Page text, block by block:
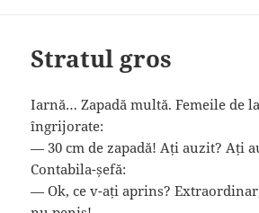
Stratul gros
Iarnă… Zapadă multă. Femeile de
îngrijorate:
— 30 cm de zapadă! Ați auzit? Ați
Contabila-șefă:
— Ok, ce v-ați aprins? Extraordinar,